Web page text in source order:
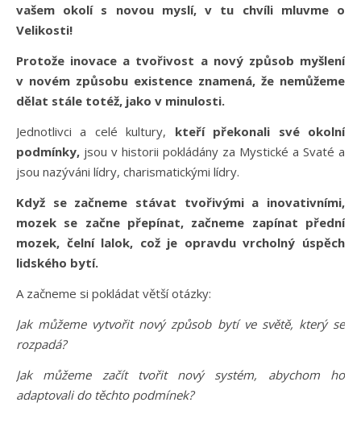
vašem okolí s novou myslí, v tu chvíli mluvme o
Velikosti!
Protože inovace a tvořivost a nový způsob myšlení
v novém způsobu existence znamená, že nemůžeme
dělat stále totéž, jako v minulosti.
Jednotlivci a celé kultury, kteří překonali své okolní
podmínky, jsou v historii pokládány za Mystické a Svaté a
jsou nazýváni lídry, charismatickými lídry.
Když se začneme stávat tvořivými a inovativními,
mozek se začne přepínat, začneme zapínat přední
mozek, čelní lalok, což je opravdu vrcholný úspěch
lidského bytí.
A začneme si pokládat větší otázky:
Jak můžeme vytvořit nový způsob bytí ve světě, který se
rozpadá?
Jak můžeme začít tvořit nový systém, abychom ho
adaptovali do těchto podmínek?